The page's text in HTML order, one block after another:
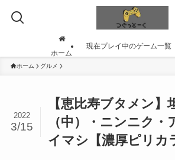
ホーム
現在プレイ中のゲーム一覧
ホーム グルメ
【恵比寿ブタメン】
（中）・ニンニク
イマシ【濃厚ピリカ
2022
3/15